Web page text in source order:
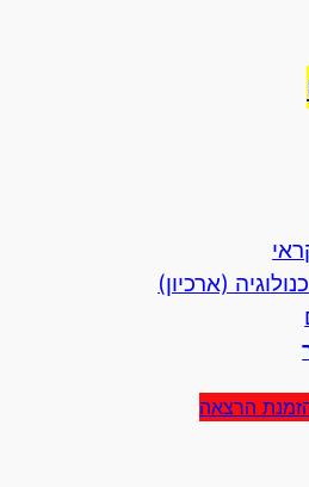
(ארכיון)
הרצאה